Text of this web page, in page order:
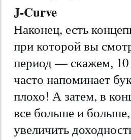
J-Curve
Наконец, есть
при которой вы
период — скажем,
часто напоминает
плохо! А затем, в
все больше и
увеличить